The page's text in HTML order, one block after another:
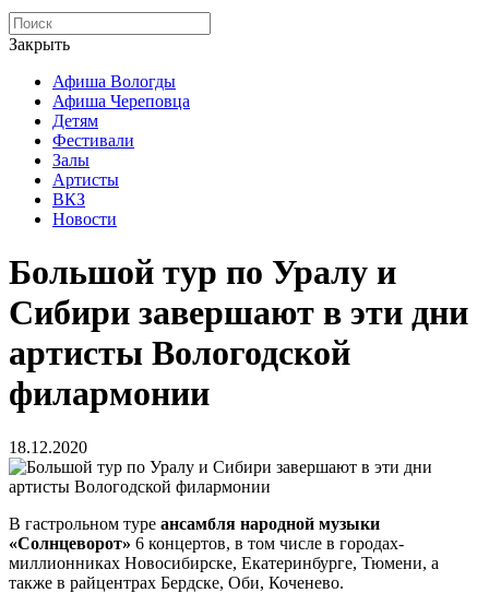
Закрыть
Афиша Вологды
Афиша Череповца
Детям
Фестивали
Залы
Артисты
ВКЗ
Новости
Большой тур по Уралу и
Сибири завершают в эти дни
артисты Вологодской
филармонии
18.12.2020
В гастрольном туре ансамбля народной музыки
«Солнцеворот» 6 концертов, в том числе в городах-
миллионниках Новосибирске, Екатеринбурге, Тюмени, а
также в райцентрах Бердске, Оби, Коченево.